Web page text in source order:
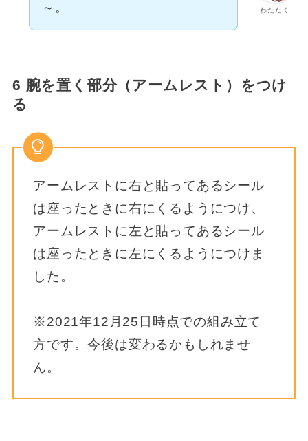
わたたく
～。
6 腕を置く部分（アームレスト）をつけ
る
アームレストに右と貼ってあるシール
は座ったときに右にくるようにつけ、
アームレストに左と貼ってあるシール
は座ったときに左にくるようにつけま
した。
※2021年12月25日時点での組み立て
方です。今後は変わるかもしれませ
ん。